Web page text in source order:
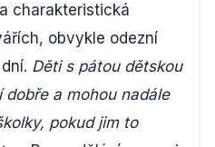
charakteristická
obvykle odezní
Děti s pátou dětskou
a mohou nadále
pokud jim to